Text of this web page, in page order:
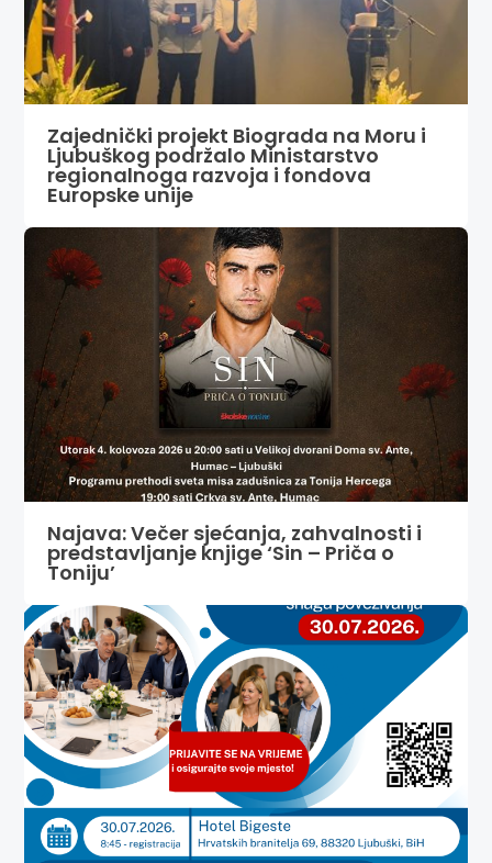
Zajednički projekt Biograda na Moru i
Ljubuškog podržalo Ministarstvo
regionalnoga razvoja i fondova
Europske unije
Najava: Večer sjećanja, zahvalnosti i
predstavljanje knjige ‘Sin – Priča o
Toniju’